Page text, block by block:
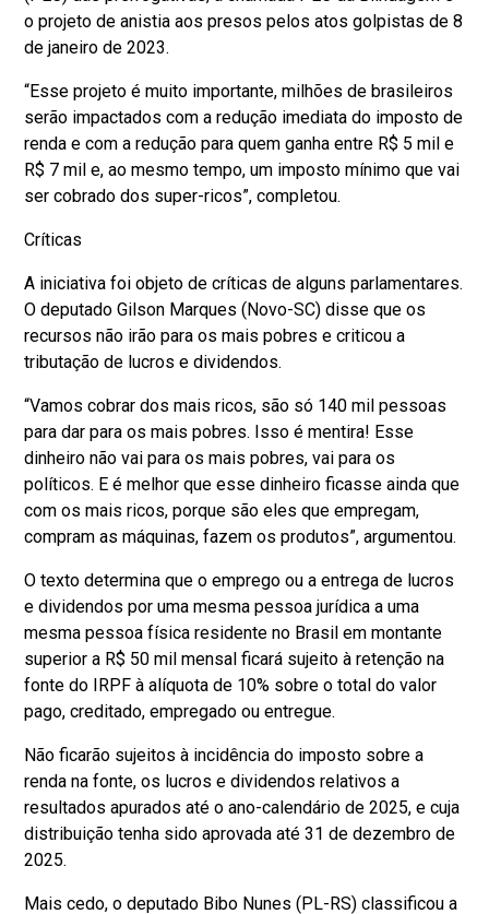
o projeto de anistia aos presos pelos atos golpistas de 8
de janeiro de 2023.
“Esse projeto é muito importante, milhões de brasileiros
serão impactados com a redução imediata do imposto de
renda e com a redução para quem ganha entre R$ 5 mil e
R$ 7 mil e, ao mesmo tempo, um imposto mínimo que vai
ser cobrado dos super-ricos”, completou.
Críticas
A iniciativa foi objeto de críticas de alguns parlamentares.
O deputado Gilson Marques (Novo-SC) disse que os
recursos não irão para os mais pobres e criticou a
tributação de lucros e dividendos.
“Vamos cobrar dos mais ricos, são só 140 mil pessoas
para dar para os mais pobres. Isso é mentira! Esse
dinheiro não vai para os mais pobres, vai para os
políticos. E é melhor que esse dinheiro ficasse ainda que
com os mais ricos, porque são eles que empregam,
compram as máquinas, fazem os produtos”, argumentou.
O texto determina que o emprego ou a entrega de lucros
e dividendos por uma mesma pessoa jurídica a uma
mesma pessoa física residente no Brasil em montante
superior a R$ 50 mil mensal ficará sujeito à retenção na
fonte do IRPF à alíquota de 10% sobre o total do valor
pago, creditado, empregado ou entregue.
Não ficarão sujeitos à incidência do imposto sobre a
renda na fonte, os lucros e dividendos relativos a
resultados apurados até o ano-calendário de 2025, e cuja
distribuição tenha sido aprovada até 31 de dezembro de
2025.
Mais cedo, o deputado Bibo Nunes (PL-RS) classificou a